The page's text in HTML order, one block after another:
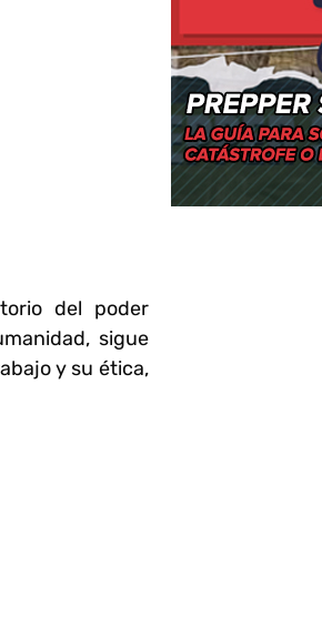
del poder
sigue
y su ética,